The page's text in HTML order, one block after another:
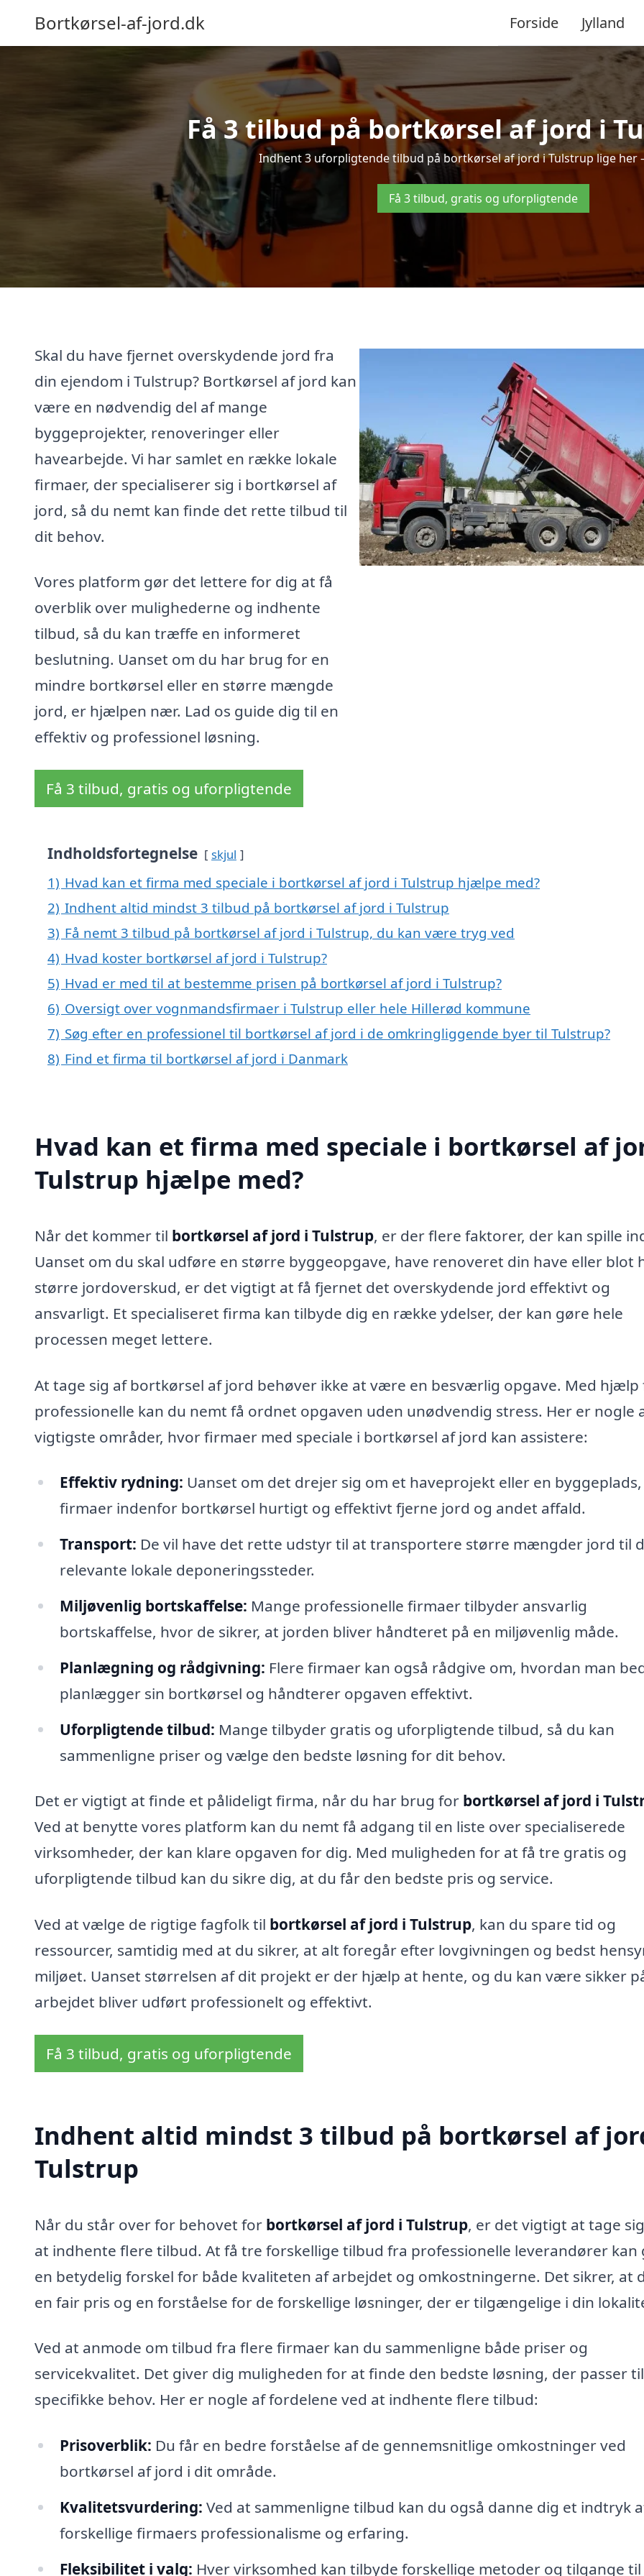
Bortkørsel-af-jord.dk Forside Jylland
Få 3 tilbud på bortkørsel af jord i
Indhent 3 uforpligtende tilbud på bortkørsel af jord i Tulstrup lige her
Få 3 tilbud, gratis og uforpligtende
Skal du have fjernet overskydende jord fra
din ejendom i Tulstrup? Bortkørsel af jord kan
være en nødvendig del af mange
byggeprojekter, renoveringer eller
havearbejde. Vi har samlet en række lokale
firmaer, der specialiserer sig i bortkørsel af
jord, så du nemt kan finde det rette tilbud til
dit behov.
Vores platform gør det lettere for dig at få
overblik over mulighederne og indhente
tilbud, så du kan træffe en informeret
beslutning. Uanset om du har brug for en
mindre bortkørsel eller en større mængde
jord, er hjælpen nær. Lad os guide dig til en
effektiv og professionel løsning.
Få 3 tilbud, gratis og uforpligtende
Indholdsfortegnelse skjul
1) Hvad kan et firma med speciale i bortkørsel af jord i Tulstrup hjælpe med?
2) Indhent altid mindst 3 tilbud på bortkørsel af jord i Tulstrup
3) Få nemt 3 tilbud på bortkørsel af jord i Tulstrup, du kan være tryg ved
4) Hvad koster bortkørsel af jord i Tulstrup?
5) Hvad er med til at bestemme prisen på bortkørsel af jord i Tulstrup?
6) Oversigt over vognmandsfirmaer i Tulstrup eller hele Hillerød kommune
7) Søg efter en professionel til bortkørsel af jord i de omkringliggende byer til Tulstrup?
8) Find et firma til bortkørsel af jord i Danmark
Hvad kan et firma med speciale i bortkørsel af
Tulstrup hjælpe med?
Når det kommer til bortkørsel af jord i Tulstrup, er der flere faktorer, der kan spille
Uanset om du skal udføre en større byggeopgave, have renoveret din have eller blot
større jordoverskud, er det vigtigt at få fjernet det overskydende jord effektivt og
ansvarligt. Et specialiseret firma kan tilbyde dig en række ydelser, der kan gøre hele
processen meget lettere.
At tage sig af bortkørsel af jord behøver ikke at være en besværlig opgave. Med hjælp
professionelle kan du nemt få ordnet opgaven uden unødvendig stress. Her er nogle
vigtigste områder, hvor firmaer med speciale i bortkørsel af jord kan assistere:
Effektiv rydning: Uanset om det drejer sig om et haveprojekt eller en
firmaer indenfor bortkørsel hurtigt og effektivt fjerne jord og andet affald.
Transport: De vil have det rette udstyr til at transportere større mængder jord til
relevante lokale deponeringssteder.
Miljøvenlig bortskaffelse: Mange professionelle firmaer tilbyder ansvarlig
bortskaffelse, hvor de sikrer, at jorden bliver håndteret på en miljøvenlig måde.
Planlægning og rådgivning: Flere firmaer kan også rådgive om, hvordan man
planlægger sin bortkørsel og håndterer opgaven effektivt.
Uforpligtende tilbud: Mange tilbyder gratis og uforpligtende tilbud, så du kan
sammenligne priser og vælge den bedste løsning for dit behov.
Det er vigtigt at finde et pålideligt firma, når du har brug for bortkørsel af jord i
Ved at benytte vores platform kan du nemt få adgang til en liste over specialiserede
virksomheder, der kan klare opgaven for dig. Med muligheden for at få tre gratis og
uforpligtende tilbud kan du sikre dig, at du får den bedste pris og service.
Ved at vælge de rigtige fagfolk til bortkørsel af jord i Tulstrup, kan du spare tid og
ressourcer, samtidig med at du sikrer, at alt foregår efter lovgivningen og bedst
miljøet. Uanset størrelsen af dit projekt er der hjælp at hente, og du kan være sikker
arbejdet bliver udført professionelt og effektivt.
Få 3 tilbud, gratis og uforpligtende
Indhent altid mindst 3 tilbud på bortkørsel af
Tulstrup
Når du står over for behovet for bortkørsel af jord i Tulstrup, er det vigtigt at tage
at indhente flere tilbud. At få tre forskellige tilbud fra professionelle leverandører kan
en betydelig forskel for både kvaliteten af arbejdet og omkostningerne. Det sikrer, at
en fair pris og en forståelse for de forskellige løsninger, der er tilgængelige i din
Ved at anmode om tilbud fra flere firmaer kan du sammenligne både priser og
servicekvalitet. Det giver dig muligheden for at finde den bedste løsning, der passer
specifikke behov. Her er nogle af fordelene ved at indhente flere tilbud:
Prisoverblik: Du får en bedre forståelse af de gennemsnitlige omkostninger ved
bortkørsel af jord i dit område.
Kvalitetsvurdering: Ved at sammenligne tilbud kan du også danne dig et indtryk
forskellige firmaers professionalisme og erfaring.
Fleksibilitet i valg: Hver virksomhed kan tilbyde forskellige metoder og tilgange til